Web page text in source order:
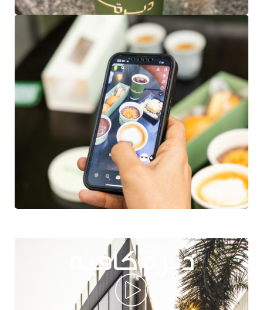
ديرة كافيه